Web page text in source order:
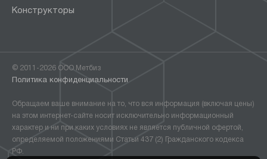
Конструкторы
© 2011-2026 ООО Метбиз
Политика конфиденциальности
Обращаем ваше внимание на то, что вся информация (включая цены)
на этом интернет-сайте носит исключительно информационный
характер и ни при каких условиях не является публичной офертой,
определяемой положениями Статьи 437 (2) Гражданского кодекса
РФ.